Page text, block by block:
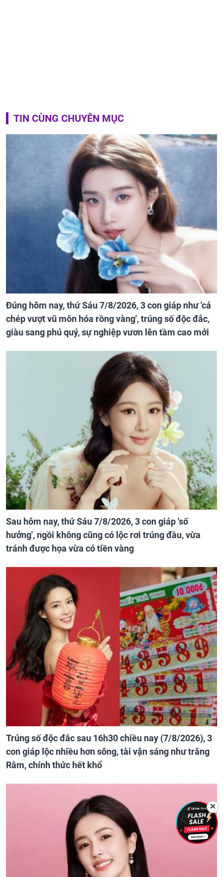
TIN CÙNG CHUYÊN MỤC
Đúng hôm nay, thứ Sáu 7/8/2026, 3 con giáp như 'cá
chép vượt vũ môn hóa rồng vàng', trúng số độc đắc,
giàu sang phú quý, sự nghiệp vươn lên tầm cao mới
Sau hôm nay, thứ Sáu 7/8/2026, 3 con giáp 'số
hưởng', ngồi không cũng có lộc rơi trúng đầu, vừa
tránh được họa vừa có tiền vàng
Trúng số độc đắc sau 16h30 chiều nay (7/8/2026), 3
con giáp lộc nhiều hơn sông, tài vận sáng như trăng
Rằm, chính thức hết khổ
✕